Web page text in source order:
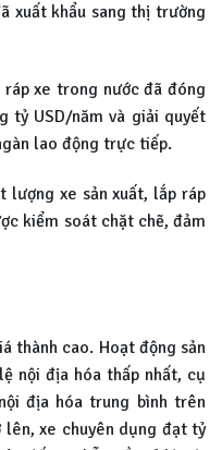
xuất khẩu sang thị trường
ráp xe trong nước đã đóng
tỷ USD/năm và giải quyết
lao động trực tiếp.
lượng xe sản xuất, lắp ráp
kiểm soát chặt chẽ, đảm
thành cao. Hoạt động sản
nội địa hóa thấp nhất, cụ
địa hóa trung bình trên
xe chuyên dụng đạt tỷ